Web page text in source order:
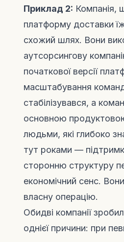
Приклад 2: Компанія,
платформу доставки
схожий шлях. Вони
аутсорсингову
початкової версії
масштабування
стабілізувався, а
основною
людьми, які глибоко
тут роками —
сторонню структуру
економічний сенс.
власну операцію.
Обидві компанії
однієї причини: при